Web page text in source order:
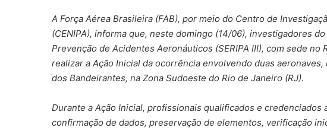
A Força Aérea Brasileira (FAB), por meio do Centro de
(CENIPA), informa que, neste domingo (14/06), investigadores
Prevenção de Acidentes Aeronáuticos (SERIPA III), com sede no
realizar a Ação Inicial da ocorrência envolvendo duas
dos Bandeirantes, na Zona Sudoeste do Rio de Janeiro (RJ).
Durante a Ação Inicial, profissionais qualificados e credenciados
confirmação de dados, preservação de elementos, verificação